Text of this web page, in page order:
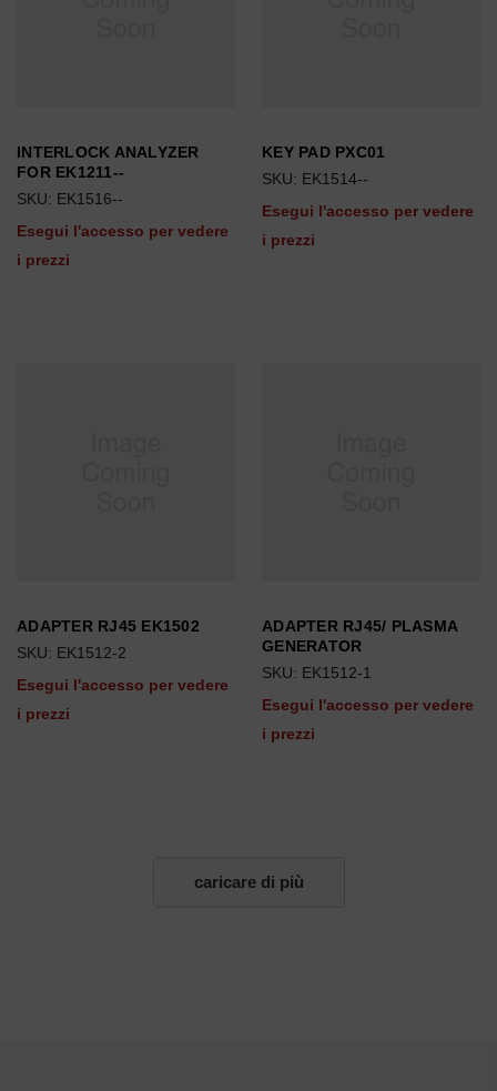
INTERLOCK ANALYZER
FOR EK1211--
SKU: EK1516--
Esegui l'accesso per vedere
i prezzi
KEY PAD PXC01
SKU: EK1514--
Esegui l'accesso per vedere
i prezzi
ADAPTER RJ45 EK1502
SKU: EK1512-2
Esegui l'accesso per vedere
i prezzi
ADAPTER RJ45/ PLASMA
GENERATOR
SKU: EK1512-1
Esegui l'accesso per vedere
i prezzi
caricare di più